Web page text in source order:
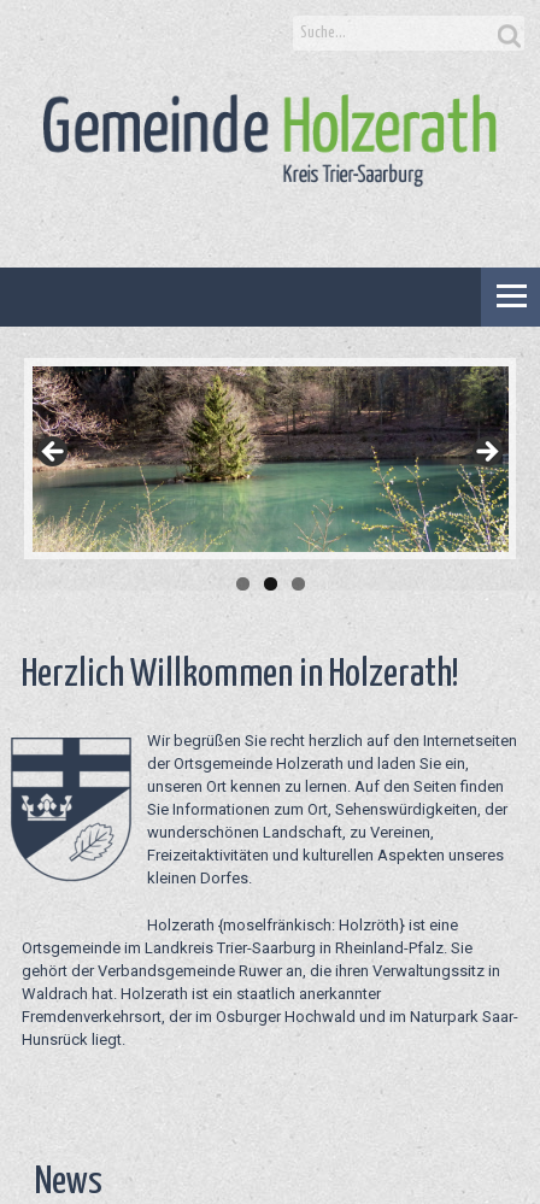
Suche
nach:
Herzlich Willkommen in Holzerath!
Wir begrüßen Sie recht herzlich auf den Internetseiten
der Ortsgemeinde Holzerath und laden Sie ein,
unseren Ort kennen zu lernen. Auf den Seiten finden
Sie Informationen zum Ort, Sehenswürdigkeiten, der
wunderschönen Landschaft, zu Vereinen,
Freizeitaktivitäten und kulturellen Aspekten unseres
kleinen Dorfes.
Holzerath {moselfränkisch: Holzröth} ist eine
Ortsgemeinde im Landkreis Trier-Saarburg in Rheinland-Pfalz. Sie
gehört der Verbandsgemeinde Ruwer an, die ihren Verwaltungssitz in
Waldrach hat. Holzerath ist ein staatlich anerkannter
Fremdenverkehrsort, der im Osburger Hochwald und im Naturpark Saar-
Hunsrück liegt.
News